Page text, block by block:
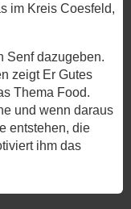
im Kreis Coesfeld,
Senf dazugeben.
zeigt Er Gutes
Thema Food.
und wenn daraus
entstehen, die
ihm das